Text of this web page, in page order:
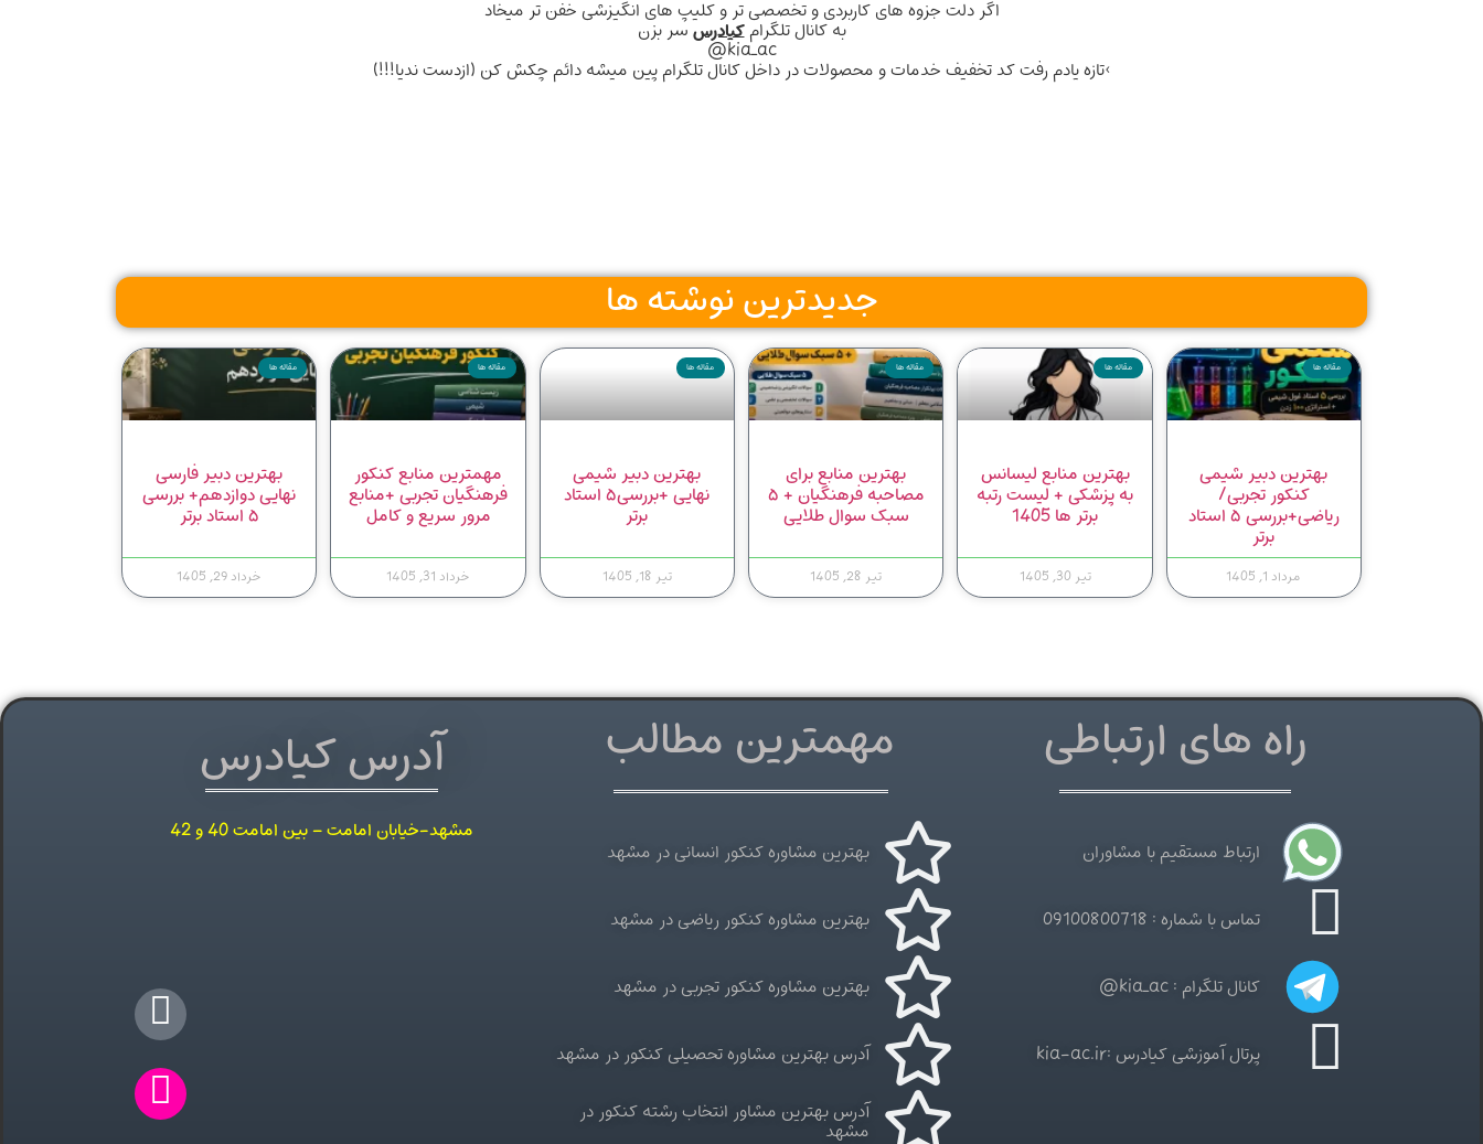
اگر دلت جزوه های کاربردی و تخصصی تر و کلیپ های انگیزشی خفن تر میخاد
به کانال تلگرامکیادرسسر بزن
kia_ac@
>تازه یادم رفت کد تخفیف خدمات و محصولات در داخل کانال تلگرام پین میشه دائم چکش کن (ازدست ندیا!!!)
جدیدترین نوشته ها
مقاله ها
بهترین دبیر شیمی
کنکور تجربی/
ریاضی+بررسی ۵ استاد
برتر
مرداد 1, 1405
مقاله ها
بهترین منابع لیسانس
به پزشکی + لیست رتبه
برتر ها 1405
تیر 30, 1405
مقاله ها
بهترین منابع برای
مصاحبه فرهنگیان + ۵
سبک سوال طلایی
تیر 28, 1405
مقاله ها
بهترین دبیر شیمی
نهایی +بررسی۵ استاد
برتر
تیر 18, 1405
مقاله ها
مهمترین منابع کنکور
فرهنگیان تجربی +منابع
مرور سریع و کامل
خرداد 31, 1405
مقاله ها
بهترین دبیر فارسی
نهایی دوازدهم+ بررسی
۵ استاد برتر
خرداد 29, 1405
راه های ارتباطی
ارتباط مستقیم با مشاوران
تماس با شماره : 09100800718
کانال تلگرام : kia_ac@
پرتال آموزشی کیادرس :kia-ac.ir
مهمترین مطالب
بهترین مشاوره کنکور انسانی در مشهد
بهترین مشاوره کنکور ریاضی در مشهد
بهترین مشاوره کنکور تجربی در مشهد
آدرس بهترین مشاوره تحصیلی کنکور در مشهد
آدرس بهترین مشاور انتخاب رشته کنکور در
مشهد
آدرس کیادرس
مشهد-خیابان امامت – بین امامت 40 و 42